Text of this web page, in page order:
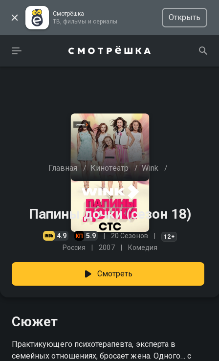
Смотрёшка
ТВ, фильмы и сериалы
Открыть
Главная / Кинотеатр / Wink /
Папины дочки (сезон 18)
4.9 5.9 20 Сезонов 12+
Россия 2007 Комедия
Смотреть
Сюжет
Практикующего психотерапевта, эксперта в
семейных отношениях, бросает жена. Одного… с